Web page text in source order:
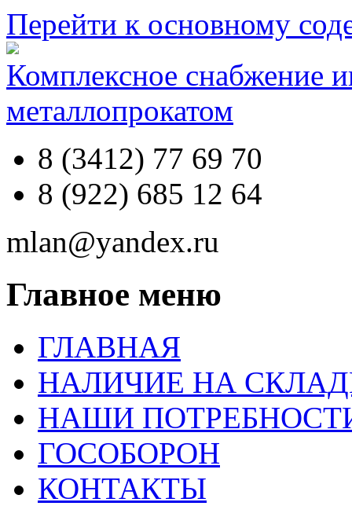
Перейти к основному
Комплексное снабжение
металлопрокатом
8 (3412) 77 69 70
8 (922) 685 12 64
mlan@yandex.ru
Главное меню
ГЛАВНАЯ
НАЛИЧИЕ НА
НАШИ
ГОСОБОРОН
КОНТАКТЫ